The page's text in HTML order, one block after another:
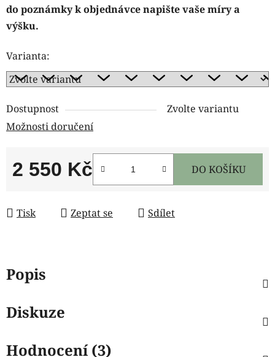
do poznámky k objednávce napište vaše míry a
výšku.
Varianta:
Dostupnost
Zvolte variantu
Možnosti doručení
2 550 Kč DO KOŠÍKU
Tisk Zeptat se Sdílet
Popis
Diskuze
Hodnocení (3)